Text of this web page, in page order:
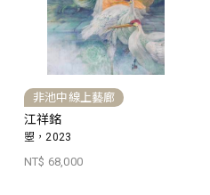
非池中線上藝廊
江祥銘
曌，2023
NT$ 68,000